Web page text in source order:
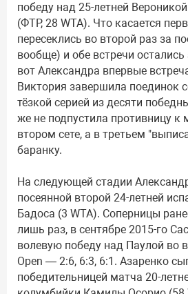
победу над 25-летней
(ФТР, 28 WTA). Что касается
пересеклись во второй раз за
вообще) и обе встречи
вот Александра впервые
Виктория завершила поединок
тёзкой серией из десяти
же не подпустила противницу к
втором сете, а в третьем
баранку.
На следующей стадии
посеянной второй 24-летней
Бадоса (3 WTA). Соперницы
лишь раз, в сентябре 2015-го
волевую победу над Паулой во
Open — 2:6, 6:3, 6:1. Азаренко
победительницей матча 20-